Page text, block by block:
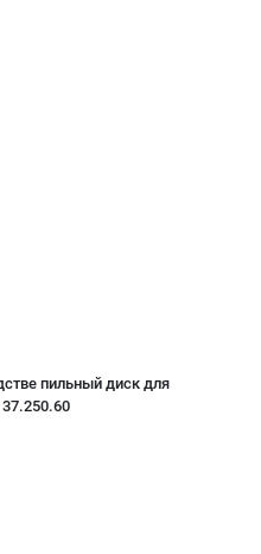
пильный диск для